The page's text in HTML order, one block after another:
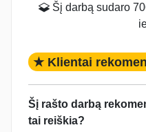
Šį darbą sudaro
★ Klientai
Šį rašto darbą
tai reiškia?